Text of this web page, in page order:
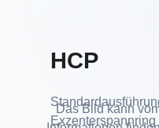
Das Bild kann
HCP
Exzenterspannring